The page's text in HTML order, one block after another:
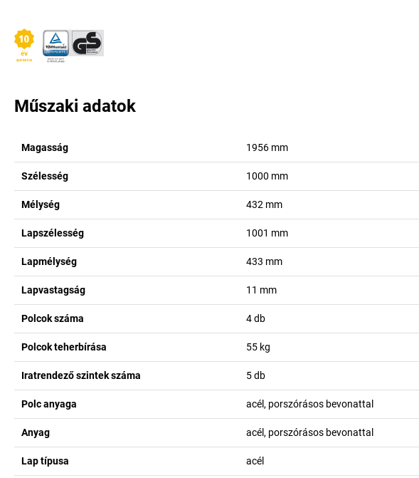
Műszaki adatok
Magasság 1956 mm
Szélesség 1000 mm
Mélység 432 mm
Lapszélesség 1001 mm
Lapmélység 433 mm
Lapvastagság 11 mm
Polcok száma 4db
Polcok teherbírása 55 kg
Iratrendező szintek száma 5db
Polc anyaga acél, porszórásos bevonattal
Anyag acél, porszórásos bevonattal
Lap típusa acél